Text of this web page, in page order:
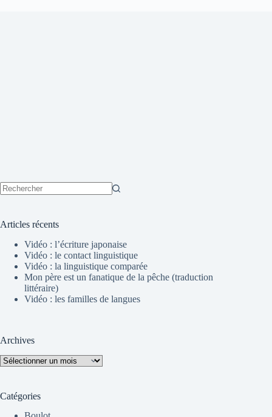
Articles récents
Vidéo : l’écriture japonaise
Vidéo : le contact linguistique
Vidéo : la linguistique comparée
Mon père est un fanatique de la pêche (traduction
littéraire)
Vidéo : les familles de langues
Archives
Archives
Catégories